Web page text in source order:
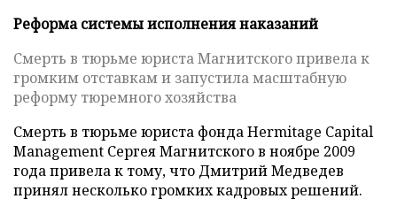
Реформа системы исполнения наказаний
Смерть в тюрьме юриста Магнитского привела к
громким отставкам и запустила масштабную
реформу тюремного хозяйства
Смерть в тюрьме юриста фонда Hermitage Capital
Management Сергея Магнитского в ноябре 2009
года привела к тому, что Дмитрий Медведев
принял несколько громких кадровых решений.